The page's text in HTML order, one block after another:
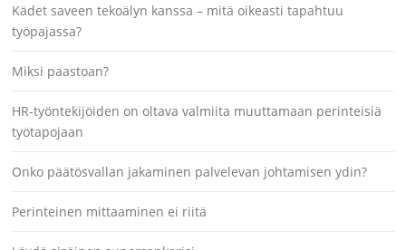
Kädet saveen tekoälyn kanssa – mitä oikeasti tapahtuu
työpajassa?
Miksi paastoan?
HR-työntekijöiden on oltava valmiita muuttamaan perinteisiä
työtapojaan
Onko päätösvallan jakaminen palvelevan johtamisen ydin?
Perinteinen mittaaminen ei riitä